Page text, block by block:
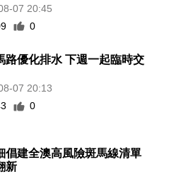
07 20:45
0
路優化排水 下週一起臨時交
07 20:13
0
倡建全澳高風險斑馬線清單
新